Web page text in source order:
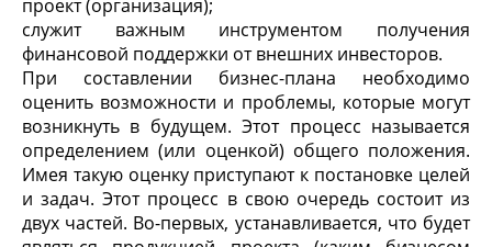
проект (организация);
служит важным инструментом получения
финансовой поддержки от внешних инвесторов.
При составлении бизнес-плана необходимо
оценить возможности и проблемы, которые могут
возникнуть в будущем. Этот процесс называется
определением (или оценкой) общего положения.
Имея такую оценку приступают к постановке целей
и задач. Этот процесс в свою очередь состоит из
двух частей. Во-первых, устанавливается, что будет